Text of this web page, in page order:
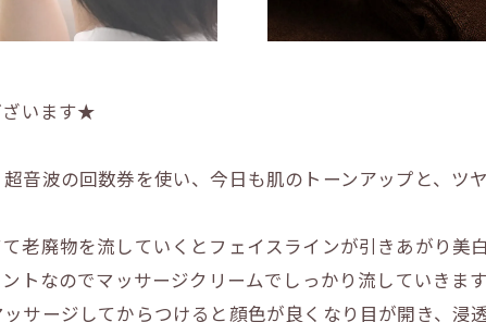
ざいます★
音波の回数券を使い、今日も肌のトーンアップと、ツ
老廃物を流していくとフェイスラインが引きあがり美
トなのでマッサージクリームでしっかり流していきま
サージしてからつけると顔色が良くなり目が開き、浸透